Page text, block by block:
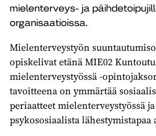
mielenterveys- ja
organisaatioissa.
Mielenterveystyön
opiskelivat etänä MIE02
mielenterveystyössä -
tavoitteena on ymmärtää
periaatteet mielenterveystyössä
psykososiaalista lähestymistapaa